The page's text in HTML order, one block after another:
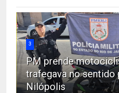
3
PM prende
trafegava no
Nilópolis